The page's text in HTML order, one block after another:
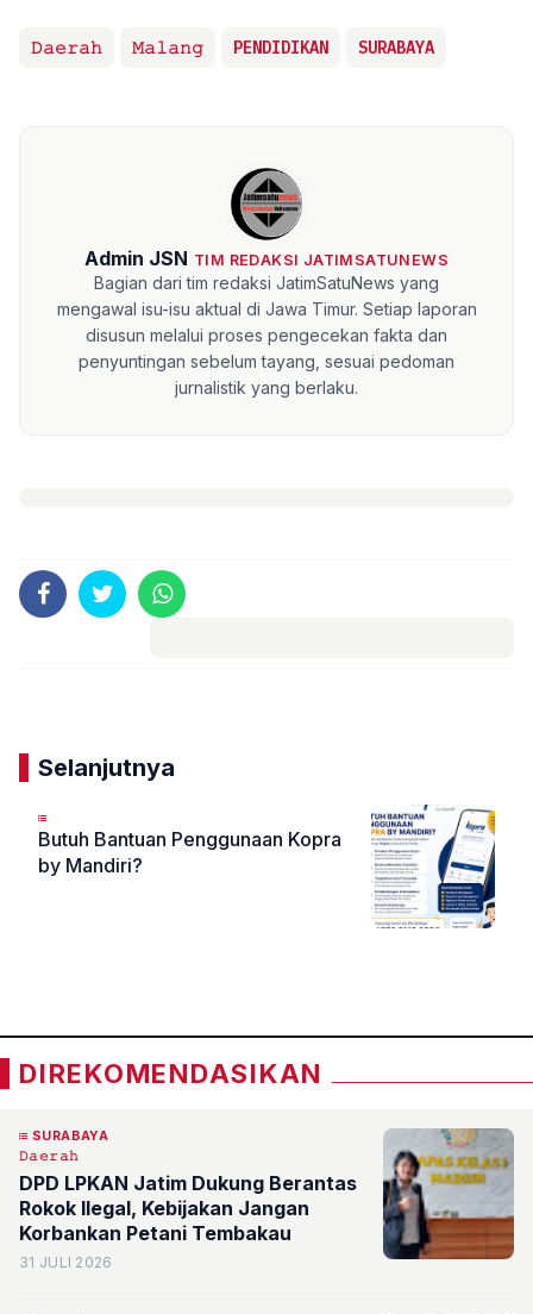
𝙳𝚊𝚎𝚛𝚊𝚑 𝙼𝚊𝚕𝚊𝚗𝚐 PENDIDIKAN SURABAYA
Admin JSN TIM REDAKSI JATIMSATUNEWS
Bagian dari tim redaksi JatimSatuNews yang
mengawal isu-isu aktual di Jawa Timur. Setiap laporan
disusun melalui proses pengecekan fakta dan
penyuntingan sebelum tayang, sesuai pedoman
jurnalistik yang berlaku.
Selanjutnya
Butuh Bantuan Penggunaan Kopra
by Mandiri?
DIREKOMENDASIKAN
SURABAYA
𝙳𝚊𝚎𝚛𝚊𝚑
DPD LPKAN Jatim Dukung Berantas
Rokok Ilegal, Kebijakan Jangan
Korbankan Petani Tembakau
31 JULI 2026